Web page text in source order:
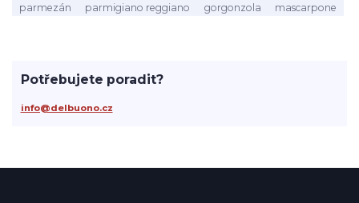
parmezán
parmigiano reggiano gorgonzola mascarpone
Potřebujete poradit?
info@delbuono.cz